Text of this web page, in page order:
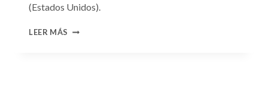
(Estados Unidos).
LEER MÁS CONSULTA